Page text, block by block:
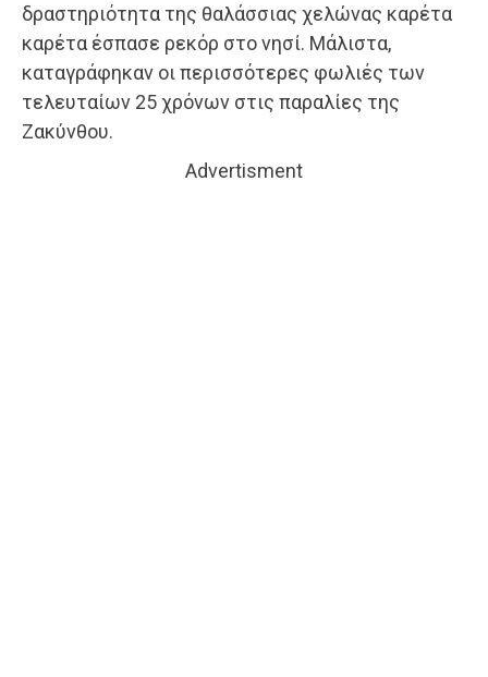
δραστηριότητα της θαλάσσιας χελώνας καρέτα
καρέτα έσπασε ρεκόρ στο νησί. Μάλιστα,
καταγράφηκαν οι περισσότερες φωλιές των
τελευταίων 25 χρόνων στις παραλίες της
Ζακύνθου.
Advertisment